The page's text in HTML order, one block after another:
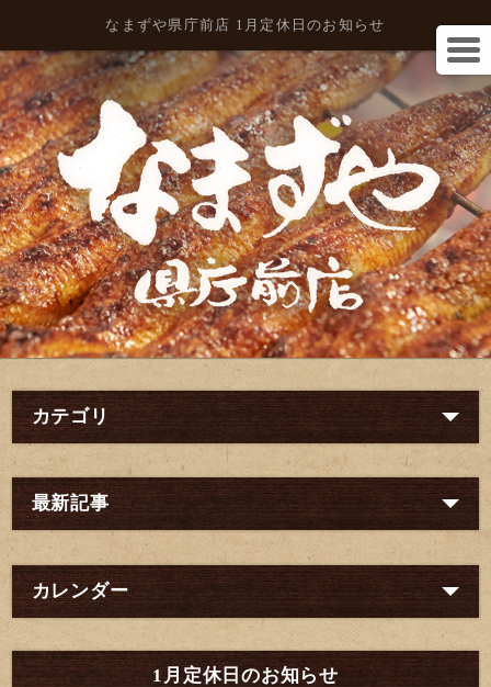
なまずや県庁前店 1月定休日のお知らせ
カテゴリ
最新記事
カレンダー
1月定休日のお知らせ